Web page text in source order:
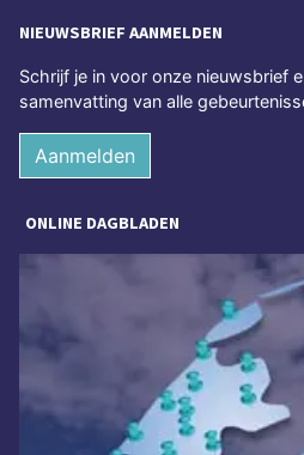
NIEUWSBRIEF AANMELDEN
Schrijf je in voor onze nieuwsbrief
samenvatting van alle
Aanmelden
ONLINE DAGBLADEN